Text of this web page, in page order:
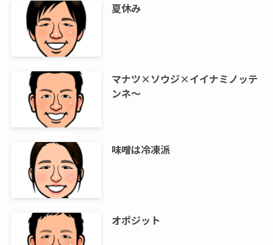
夏休み
マナツ×ソウジ×イイナミノッテ
ンネ～
味噌は冷凍派
オポジット